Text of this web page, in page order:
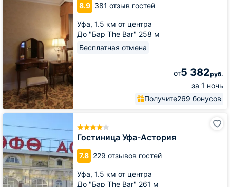
8.9 381 отзыв гостей
Уфа, 1.5 км от центра
До "Бар The Bar" 258 м
Бесплатная отмена
от5 382руб.
за 1 ночь
Получите269 бонусов
Гостиница Уфа-Астория
7.8 229 отзывов гостей
Уфа, 1.5 км от центра
До "Бар The Bar" 261 м
Гостиница
Уфа-
Астория